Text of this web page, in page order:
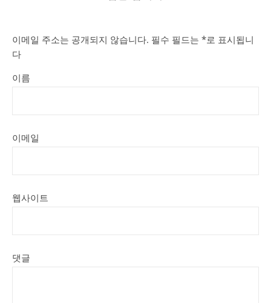
이메일 주소는 공개되지 않습니다. 필수 필드는 *로 표시됩니
다
이름
이메일
웹사이트
댓글